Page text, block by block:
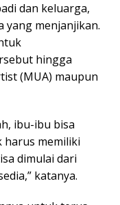
dan keluarga,
yang menjanjikan.
hingga
(MUA) maupun
ibu-ibu bisa
harus memiliki
dimulai dari
katanya.